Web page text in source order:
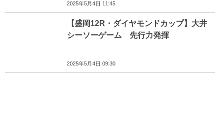
2025年5月4日 11:45
【盛岡12R・ダイヤモンドカップ】大井
シーソーゲーム 先行力発揮
2025年5月4日 09:30